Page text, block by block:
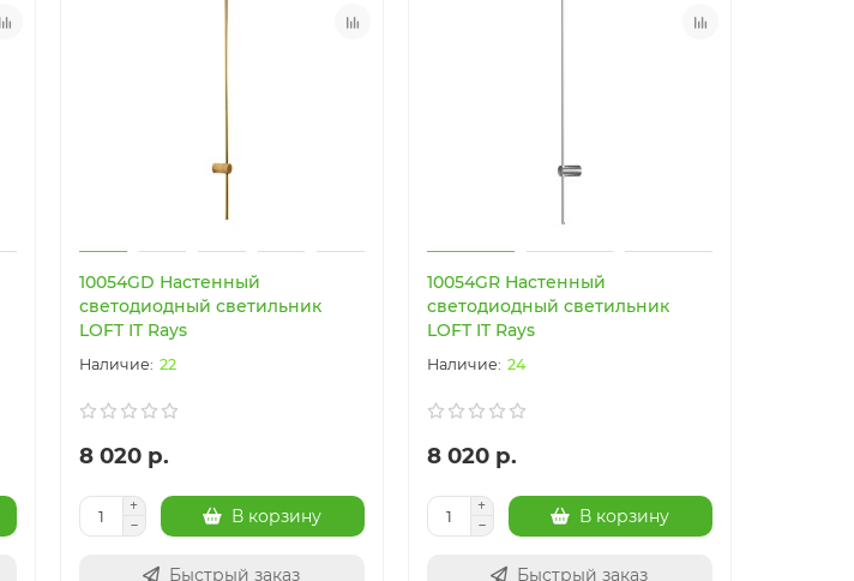
10054GD Настенный
светодиодный светильник
LOFT IT Rays
22
8 020 р.
В корзину
Быстрый заказ
10054GR Настенный
светодиодный светильник
LOFT IT Rays
24
8 020 р.
В корзину
Быстрый заказ